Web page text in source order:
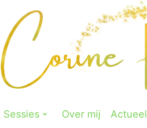
Sessies Over mij Actueel